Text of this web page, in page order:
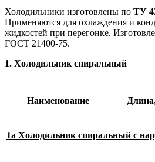
Холодильники изготовлены по ТУ
Применяются для охлаждения и
жидкостей при перегонке.
ГОСТ 21400-75.
1. Холодильник спиральный
Наименование
1а Холодильник спиральный с